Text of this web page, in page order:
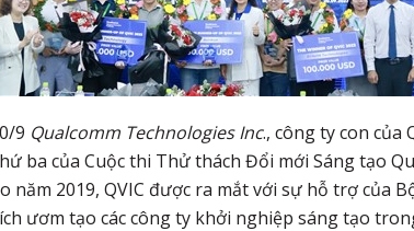
9 Qualcomm Technologies Inc., công ty con của
ba của Cuộc thi Thử thách Đổi mới Sáng tạo
năm 2019, QVIC được ra mắt với sự hỗ trợ của
ươm tạo các công ty khởi nghiệp sáng tạo